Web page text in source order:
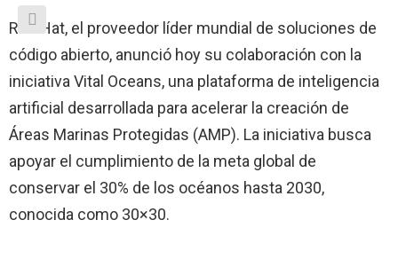
Red Hat, el proveedor líder mundial de soluciones de
código abierto, anunció hoy su colaboración con la
iniciativa Vital Oceans, una plataforma de inteligencia
artificial desarrollada para acelerar la creación de
Áreas Marinas Protegidas (AMP). La iniciativa busca
apoyar el cumplimiento de la meta global de
conservar el 30% de los océanos hasta 2030,
conocida como 30×30.